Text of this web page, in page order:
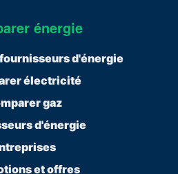
énergie
d'énergie
électricité
gaz
d'énergie
et offres